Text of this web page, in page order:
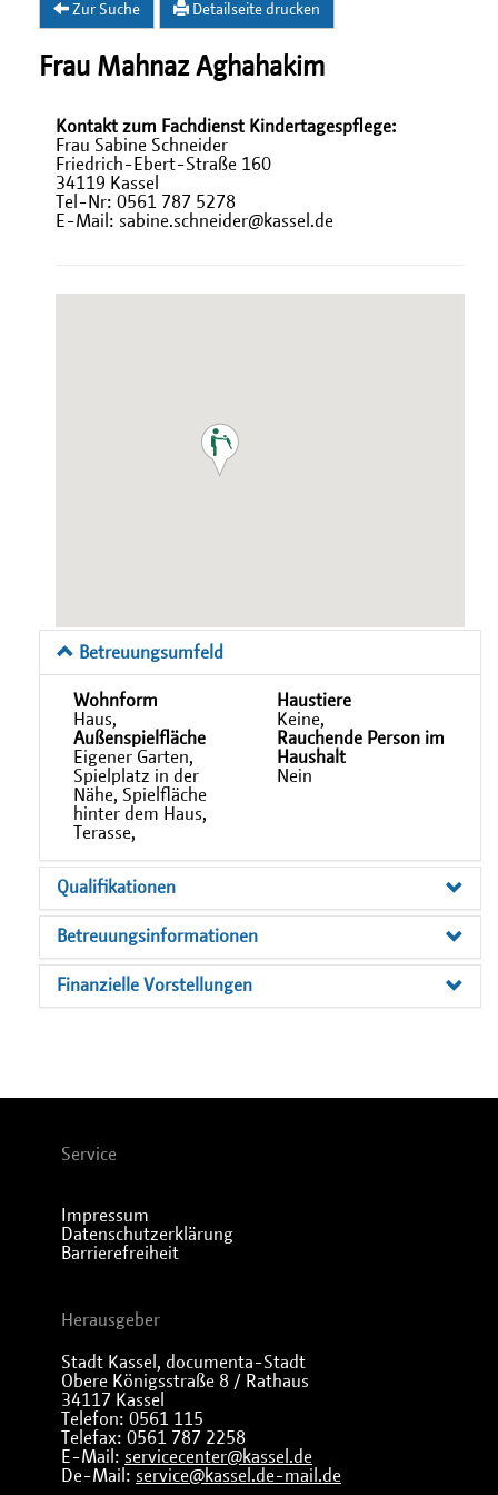
Zur Suche Detailseite drucken
Frau Mahnaz Aghahakim
Kontakt zum Fachdienst Kindertagespflege:
Frau Sabine Schneider
Friedrich-Ebert-Straße 160
34119 Kassel
Tel-Nr: 0561 787 5278
E-Mail: sabine.schneider@kassel.de
Betreuungsumfeld
Wohnform
Haus,
Haustiere
Keine,
Außenspielfläche
Eigener Garten,
Spielplatz in der
Nähe, Spielfläche
hinter dem Haus,
Terasse,
Rauchende Person im
Haushalt
Nein
Qualifikationen
Betreuungsinformationen
Finanzielle Vorstellungen
Service
Impressum
Datenschutzerklärung
Barrierefreiheit
Herausgeber
Stadt Kassel, documenta-Stadt
Obere Königsstraße 8 / Rathaus
34117 Kassel
Telefon: 0561 115
Telefax: 0561 787 2258
E-Mail: servicecenter@kassel.de
De-Mail: service@kassel.de-mail.de